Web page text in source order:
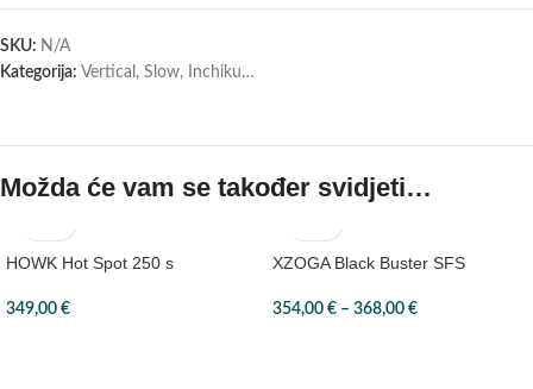
SKU: N/A
Kategorija: Vertical, Slow, Inchiku…
Možda će vam se također svidjeti…
HOWK Hot Spot 250 s
349,00 €
XZOGA Black Buster SFS
354,00 € – 368,00 €